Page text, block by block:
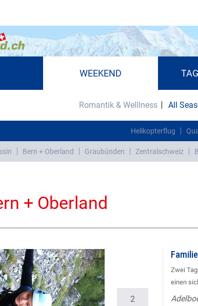
WEEKEND
Romantik & Welllness All
Helikopterflug
Bern + Oberland Graubünden Zentralschweiz
+ Oberland
2
Zwei
einen